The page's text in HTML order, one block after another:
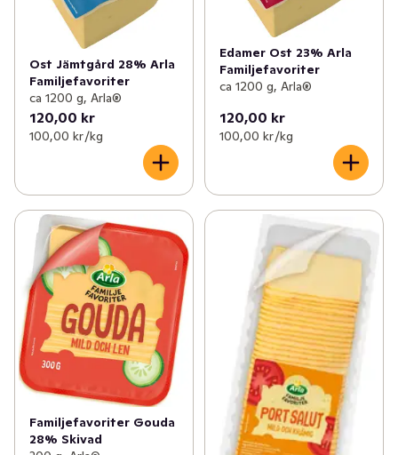
Ost Jämtgård 28% Arla
Familjefavoriter
ca 1200 g, Arla®
120,00 kr
100,00 kr /kg
Edamer Ost 23% Arla
Familjefavoriter
ca 1200 g, Arla®
120,00 kr
100,00 kr /kg
Familjefavoriter Gouda
28% Skivad